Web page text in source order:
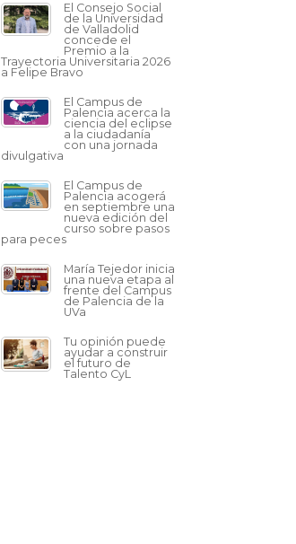
El Consejo Social
de la Universidad
de Valladolid
concede el
Premio a la
Trayectoria Universitaria 2026
a Felipe Bravo
El Campus de
Palencia acerca la
ciencia del eclipse
a la ciudadanía
con una jornada
divulgativa
El Campus de
Palencia acogerá
en septiembre una
nueva edición del
curso sobre pasos
para peces
María Tejedor inicia
una nueva etapa al
frente del Campus
de Palencia de la
UVa
Tu opinión puede
ayudar a construir
el futuro de
Talento CyL